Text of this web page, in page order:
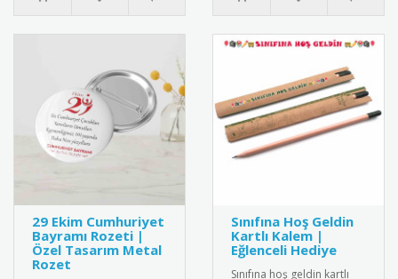
29 Ekim Cumhuriyet
Bayramı Rozeti |
Özel Tasarım Metal
Rozet
Sınıfına Hoş Geldin
Kartlı Kalem |
Eğlenceli Hediye
Sınıfına hoş geldin kartlı